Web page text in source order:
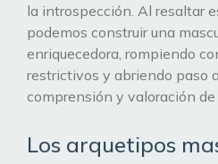
la introspección. Al resaltar
podemos construir una
enriquecedora, rompiendo
restrictivos y abriendo paso
comprensión y valoración
Los arquetipos